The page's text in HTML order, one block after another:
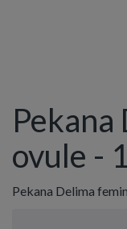
ovule -
Pekana Delima